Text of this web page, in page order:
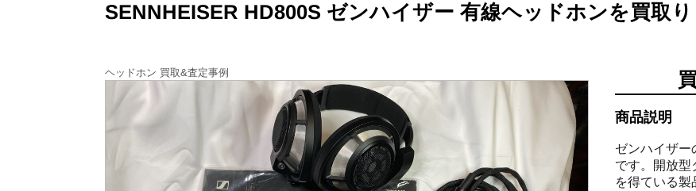
SENNHEISER HD800S ゼンハイザー 有線ヘッドホンを買取
商品説明
ゼンハイザー
です。開放型
を得ている
ヘッドホン 買取&査定事例